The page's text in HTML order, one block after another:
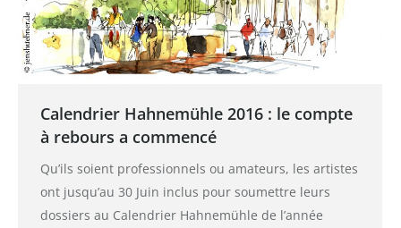
Calendrier Hahnemühle 2016 : le compte
à rebours a commencé
Qu’ils soient professionnels ou amateurs, les artistes
ont jusqu’au 30 Juin inclus pour soumettre leurs
dossiers au Calendrier Hahnemühle de l’année